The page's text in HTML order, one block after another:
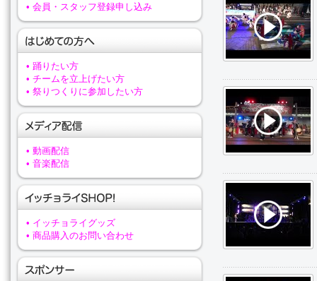
• 会員・スタッフ登録申し込み
• 踊りたい方
• チームを立上げたい方
• 祭りつくりに参加したい方
• 動画配信
• 音楽配信
• イッチョライグッズ
• 商品購入のお問い合わせ